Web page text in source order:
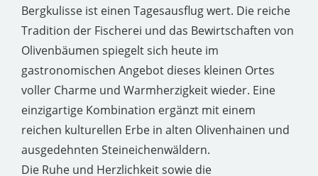
Bergkulisse ist einen Tagesausflug wert. Die reiche
Tradition der Fischerei und das Bewirtschaften von
Olivenbäumen spiegelt sich heute im
gastronomischen Angebot dieses kleinen Ortes
voller Charme und Warmherzigkeit wieder. Eine
einzigartige Kombination ergänzt mit einem
reichen kulturellen Erbe in alten Olivenhainen und
ausgedehnten Steineichenwäldern.
Die Ruhe und Herzlichkeit sowie die